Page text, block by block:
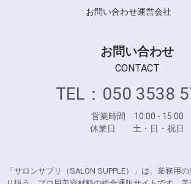
お問い合わせ運営会社
お問い合わせ
CONTACT
TEL：050 3538
営業時間 10:00 - 15:00
休業日 土・日・祝日
「サロンサプリ（SALON SUPPLE）」は、業務用